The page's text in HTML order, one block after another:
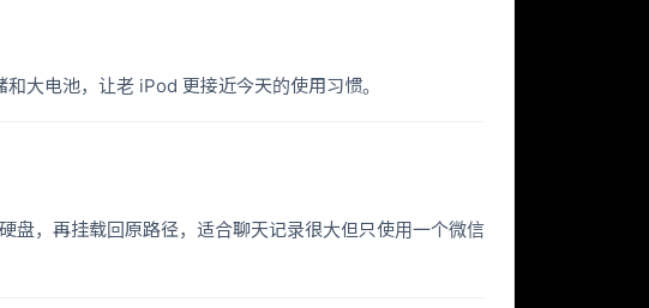
大电池，让老 iPod 更接近今天的使用习惯。
，再挂载回原路径，适合聊天记录很大但只使用一个微信